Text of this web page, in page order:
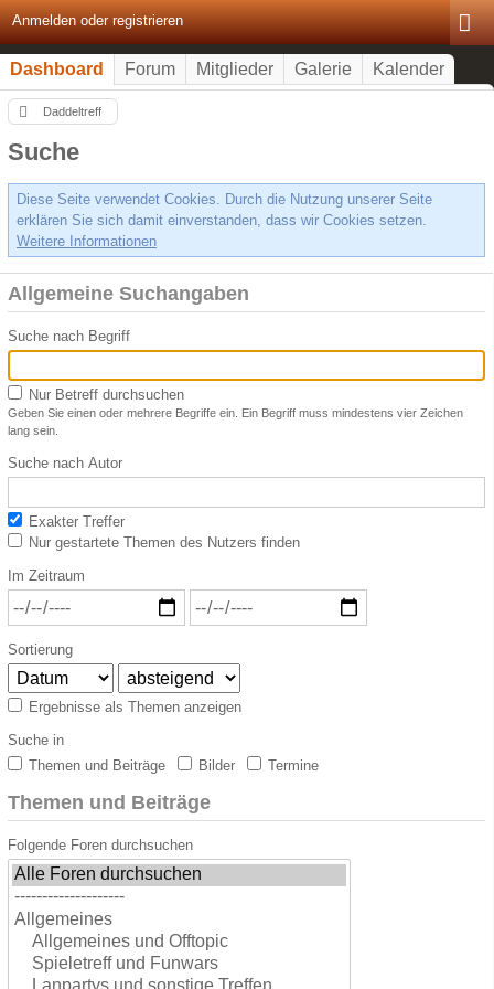
Anmelden oder registrieren
Dashboard Forum Mitglieder Galerie Kalender
Daddeltreff
Suche
Diese Seite verwendet Cookies. Durch die Nutzung unserer Seite
erklären Sie sich damit einverstanden, dass wir Cookies setzen.
Weitere Informationen
Allgemeine Suchangaben
Suche nach Begriff
Nur Betreff durchsuchen
Geben Sie einen oder mehrere Begriffe ein. Ein Begriff muss mindestens vier Zeichen
lang sein.
Suche nach Autor
Exakter Treffer
Nur gestartete Themen des Nutzers finden
Im Zeitraum
Sortierung
Ergebnisse als Themen anzeigen
Suche in
Themen und Beiträge
Bilder Termine
Themen und Beiträge
Folgende Foren durchsuchen